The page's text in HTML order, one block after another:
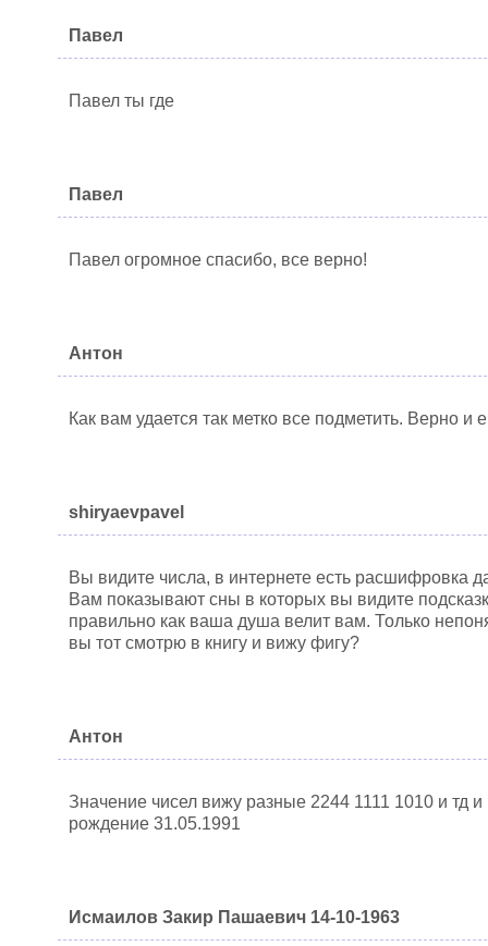
Павел
Павел ты где
Павел
Павел огромное спасибо, все верно!
Антон
Как вам удается так метко все подметить. Верно и
shiryaevpavel
Вы видите числа, в интернете есть расшифровка
Вам показывают сны в которых вы видите
правильно как ваша душа велит вам. Только
вы тот смотрю в книгу и вижу фигу?
Антон
Значение чисел вижу разные 2244 1111 1010 и тд
рождение 31.05.1991
Исмаилов Закир Пашаевич 14-10-1963